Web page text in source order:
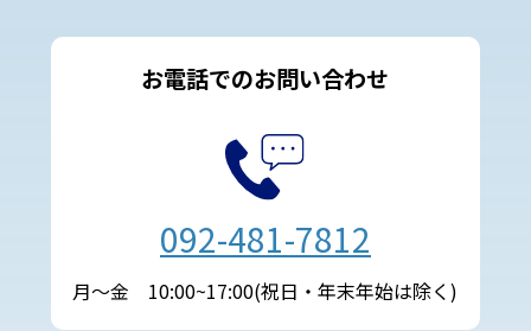
お電話でのお問い合わせ
092-481-7812
月～金 10:00~17:00(祝日・年末年始は除く)